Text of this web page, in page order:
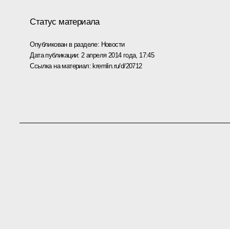
Статус материала
Опубликован в разделе: Новости
Дата публикации: 2 апреля 2014 года, 17:45
Ссылка на материал: kremlin.ru/d/20712